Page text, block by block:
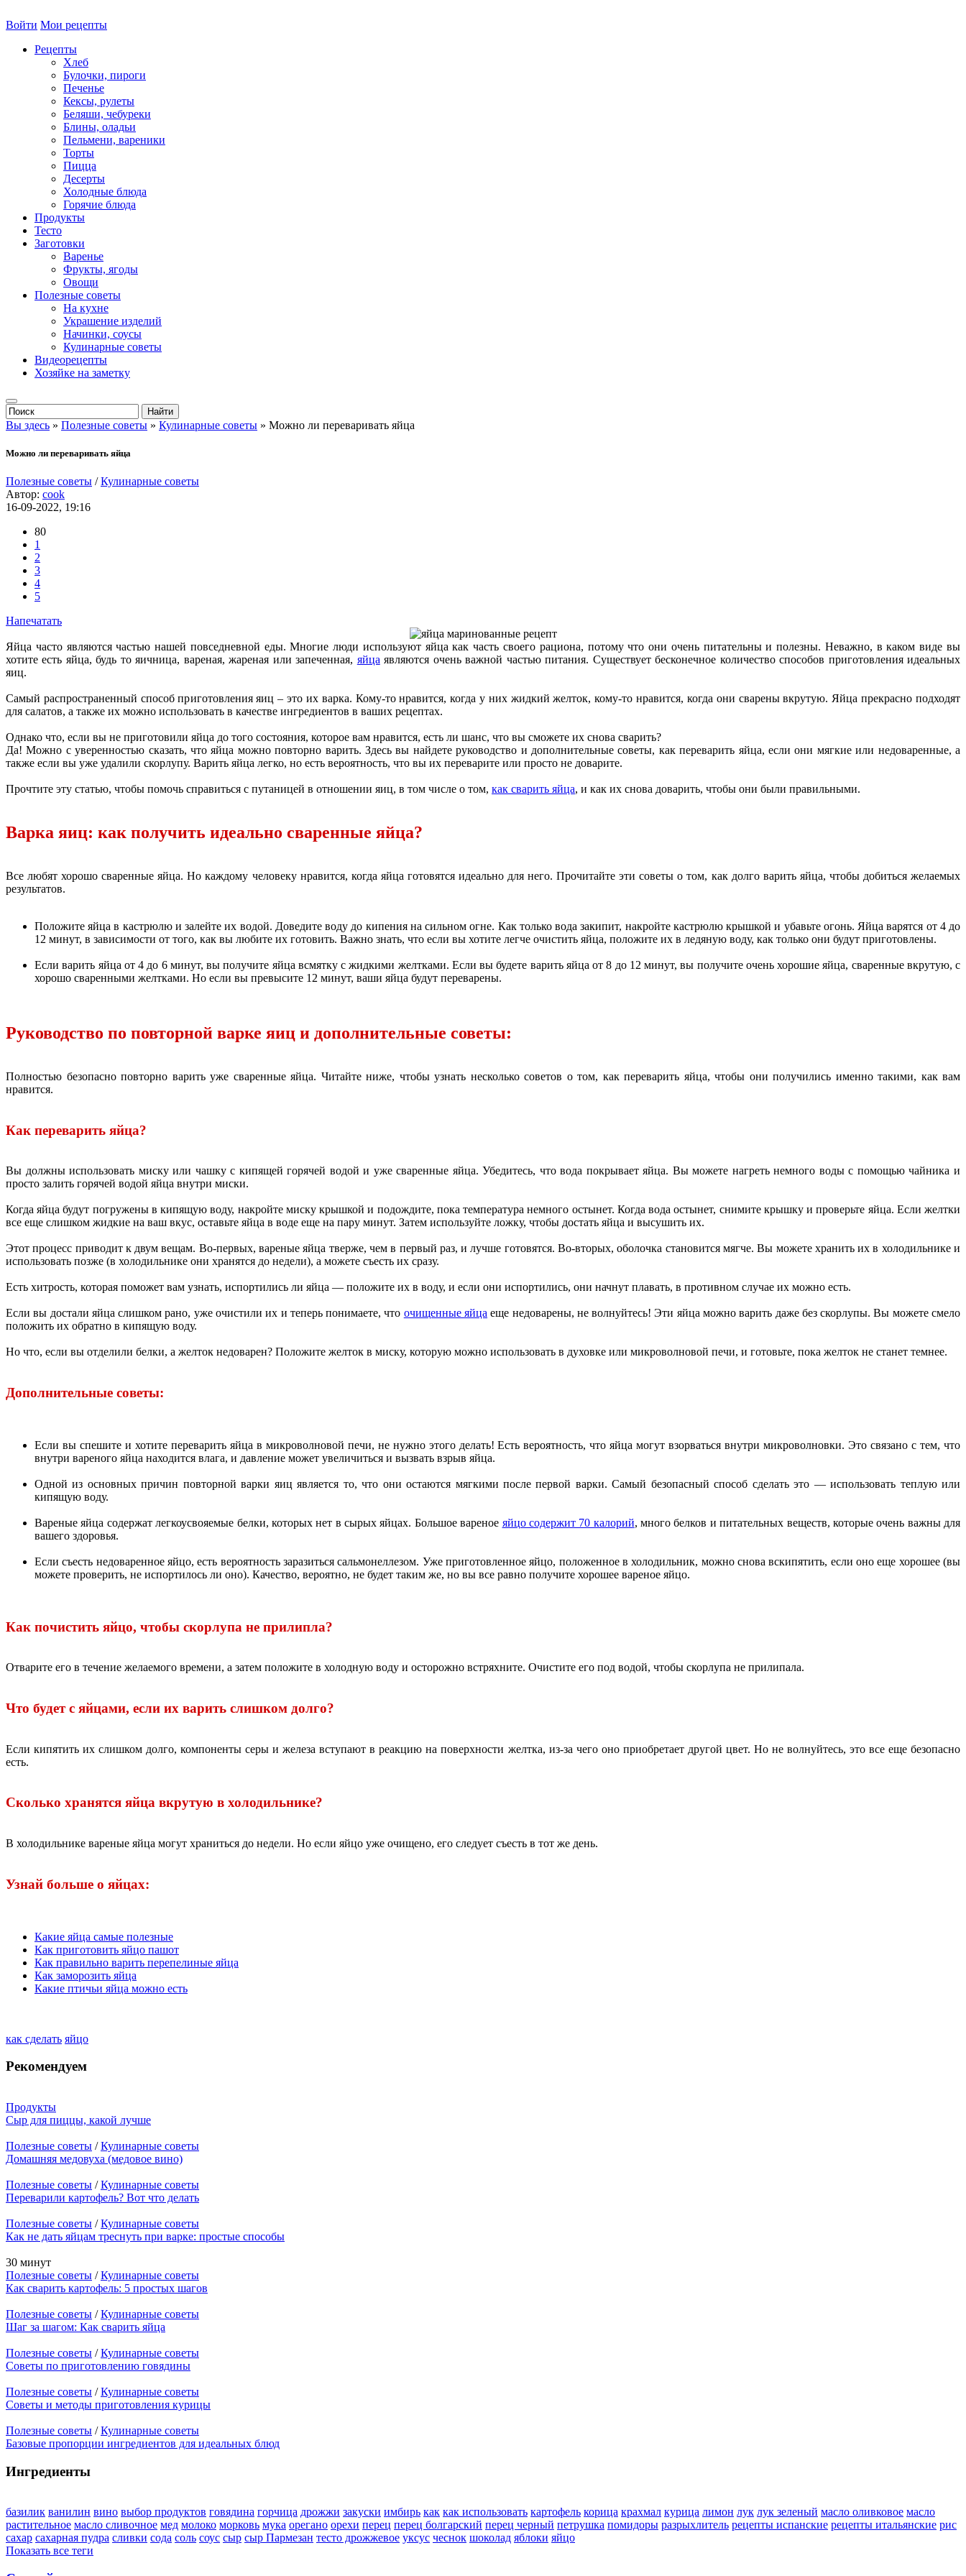
Войти Мои рецепты
Рецепты
Хлеб
Булочки, пироги
Печенье
Кексы, рулеты
Беляши, чебуреки
Блины, оладьи
Пельмени, вареники
Торты
Пицца
Десерты
Холодные блюда
Горячие блюда
Продукты
Тесто
Заготовки
Варенье
Фрукты, ягоды
Овощи
Полезные советы
На кухне
Украшение изделий
Начинки, соусы
Кулинарные советы
Видеорецепты
Хозяйке на заметку
Вы здесь » Полезные советы » Кулинарные советы » Можно ли переваривать яйца
Можно ли переваривать яйца
Полезные советы /Кулинарные советы
Автор: cook
16-09-2022, 19:16
80
1
2
3
4
5
Напечатать
Яйца часто являются частью нашей повседневной еды. Многие люди используют яйца как часть своего рациона, потому что они очень питательны и полезны. Неважно, в каком виде вы
хотите есть яйца, будь то яичница, вареная, жареная или запеченная, яйца являются очень важной частью питания. Существует бесконечное количество способов приготовления идеальных
яиц.
Самый распространенный способ приготовления яиц – это их варка. Кому-то нравится, когда у них жидкий желток, кому-то нравится, когда они сварены вкрутую. Яйца прекрасно подходят
для салатов, а также их можно использовать в качестве ингредиентов в ваших рецептах.
Однако что, если вы не приготовили яйца до того состояния, которое вам нравится, есть ли шанс, что вы сможете их снова сварить?
Да! Можно с уверенностью сказать, что яйца можно повторно варить. Здесь вы найдете руководство и дополнительные советы, как переварить яйца, если они мягкие или недоваренные, а
также если вы уже удалили скорлупу. Варить яйца легко, но есть вероятность, что вы их переварите или просто не доварите.
Прочтите эту статью, чтобы помочь справиться с путаницей в отношении яиц, в том числе о том, как сварить яйца, и как их снова доварить, чтобы они были правильными.
Варка яиц: как получить идеально сваренные яйца?
Все любят хорошо сваренные яйца. Но каждому человеку нравится, когда яйца готовятся идеально для него. Прочитайте эти советы о том, как долго варить яйца, чтобы добиться желаемых
результатов.
Положите яйца в кастрюлю и залейте их водой. Доведите воду до кипения на сильном огне. Как только вода закипит, накройте кастрюлю крышкой и убавьте огонь. Яйца варятся от 4 до
12 минут, в зависимости от того, как вы любите их готовить. Важно знать, что если вы хотите легче очистить яйца, положите их в ледяную воду, как только они будут приготовлены.
Если варить яйца от 4 до 6 минут, вы получите яйца всмятку с жидкими желтками. Если вы будете варить яйца от 8 до 12 минут, вы получите очень хорошие яйца, сваренные вкрутую, с
хорошо сваренными желтками. Но если вы превысите 12 минут, ваши яйца будут переварены.
Руководство по повторной варке яиц и дополнительные советы:
Полностью безопасно повторно варить уже сваренные яйца. Читайте ниже, чтобы узнать несколько советов о том, как переварить яйца, чтобы они получились именно такими, как вам
нравится.
Как переварить яйца?
Вы должны использовать миску или чашку с кипящей горячей водой и уже сваренные яйца. Убедитесь, что вода покрывает яйца. Вы можете нагреть немного воды с помощью чайника и
просто залить горячей водой яйца внутри миски.
Когда яйца будут погружены в кипящую воду, накройте миску крышкой и подождите, пока температура немного остынет. Когда вода остынет, снимите крышку и проверьте яйца. Если желтки
все еще слишком жидкие на ваш вкус, оставьте яйца в воде еще на пару минут. Затем используйте ложку, чтобы достать яйца и высушить их.
Этот процесс приводит к двум вещам. Во-первых, вареные яйца тверже, чем в первый раз, и лучше готовятся. Во-вторых, оболочка становится мягче. Вы можете хранить их в холодильнике и
использовать позже (в холодильнике они хранятся до недели), а можете съесть их сразу.
Есть хитрость, которая поможет вам узнать, испортились ли яйца — положите их в воду, и если они испортились, они начнут плавать, в противном случае их можно есть.
Если вы достали яйца слишком рано, уже очистили их и теперь понимаете, что очищенные яйца еще недоварены, не волнуйтесь! Эти яйца можно варить даже без скорлупы. Вы можете смело
положить их обратно в кипящую воду.
Но что, если вы отделили белки, а желток недоварен? Положите желток в миску, которую можно использовать в духовке или микроволновой печи, и готовьте, пока желток не станет темнее.
Дополнительные советы:
Если вы спешите и хотите переварить яйца в микроволновой печи, не нужно этого делать! Есть вероятность, что яйца могут взорваться внутри микроволновки. Это связано с тем, что
внутри вареного яйца находится влага, и давление может увеличиться и вызвать взрыв яйца.
Одной из основных причин повторной варки яиц является то, что они остаются мягкими после первой варки. Самый безопасный способ сделать это — использовать теплую или
кипящую воду.
Вареные яйца содержат легкоусвояемые белки, которых нет в сырых яйцах. Большое вареное яйцо содержит 70 калорий, много белков и питательных веществ, которые очень важны для
вашего здоровья.
Если съесть недоваренное яйцо, есть вероятность заразиться сальмонеллезом. Уже приготовленное яйцо, положенное в холодильник, можно снова вскипятить, если оно еще хорошее (вы
можете проверить, не испортилось ли оно). Качество, вероятно, не будет таким же, но вы все равно получите хорошее вареное яйцо.
Как почистить яйцо, чтобы скорлупа не прилипла?
Отварите его в течение желаемого времени, а затем положите в холодную воду и осторожно встряхните. Очистите его под водой, чтобы скорлупа не прилипала.
Что будет с яйцами, если их варить слишком долго?
Если кипятить их слишком долго, компоненты серы и железа вступают в реакцию на поверхности желтка, из-за чего оно приобретает другой цвет. Но не волнуйтесь, это все еще безопасно
есть.
Сколько хранятся яйца вкрутую в холодильнике?
В холодильнике вареные яйца могут храниться до недели. Но если яйцо уже очищено, его следует съесть в тот же день.
Узнай больше о яйцах:
Какие яйца самые полезные
Как приготовить яйцо пашот
Как правильно варить перепелиные яйца
Как заморозить яйца
Какие птичьи яйца можно есть
как сделать яйцо
Рекомендуем
Продукты
Сыр для пиццы, какой лучше
Полезные советы /Кулинарные советы
Домашняя медовуха (медовое вино)
Полезные советы /Кулинарные советы
Переварили картофель? Вот что делать
Полезные советы /Кулинарные советы
Как не дать яйцам треснуть при варке: простые способы
30 минут
Полезные советы /Кулинарные советы
Как сварить картофель: 5 простых шагов
Полезные советы /Кулинарные советы
Шаг за шагом: Как сварить яйца
Полезные советы /Кулинарные советы
Советы по приготовлению говядины
Полезные советы /Кулинарные советы
Советы и методы приготовления курицы
Полезные советы /Кулинарные советы
Базовые пропорции ингредиентов для идеальных блюд
Ингредиенты
базилик ванилин вино выбор продуктов говядина горчица дрожжи закуски имбирь как как использовать картофель корица крахмал курица лимон лук лук зеленый масло оливковое масло
растительное масло сливочное мед молоко морковь мука орегано орехи перец перец болгарский перец черный петрушка помидоры разрыхлитель рецепты испанские рецепты итальянские рис
сахар сахарная пудра сливки сода соль соус сыр сыр Пармезан тесто дрожжевое уксус чеснок шоколад яблоки яйцо
Показать все теги